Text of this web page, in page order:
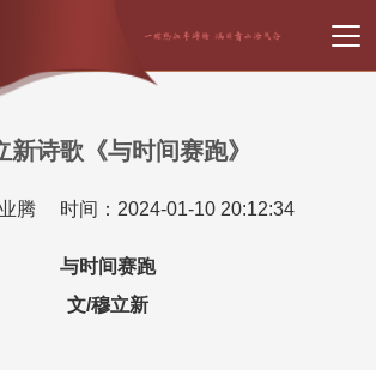
新诗歌《与时间赛跑》
腾 时间：2024-01-10 20:12:34
与时间赛跑
文/穆立新